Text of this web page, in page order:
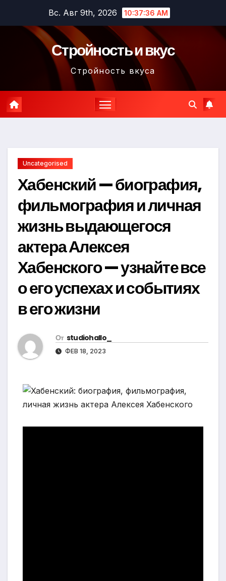
содержимому
Вс. Авг 9th, 2026 10:37:37 AM
Стройность и вкус
Стройность вкуса
Uncategorised
Хабенский — биография,
фильмография и личная
жизнь выдающегося
актера Алексея
Хабенского — узнайте все
о его успехах и событиях
в его жизни
От studiohallo_
ФЕВ 18, 2023